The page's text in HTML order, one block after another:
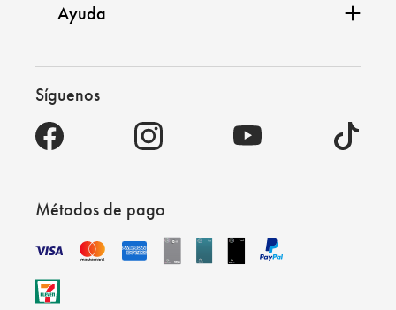
Ayuda
Síguenos
Métodos de pago